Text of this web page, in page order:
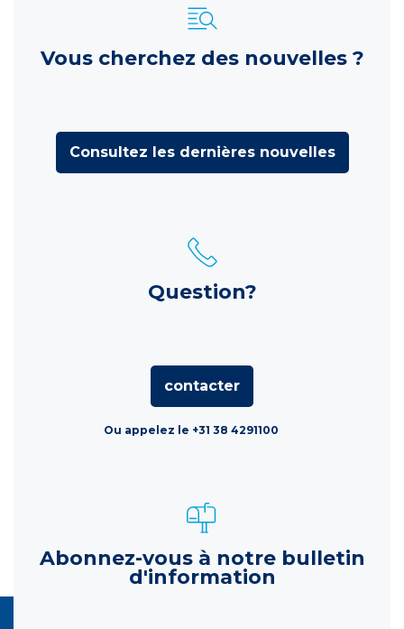
Vous cherchez des nouvelles ?
Consultez les dernières nouvelles
Question?
contacter
Ou appelez le +31 38 4291100
Abonnez-vous à notre bulletin
d'information